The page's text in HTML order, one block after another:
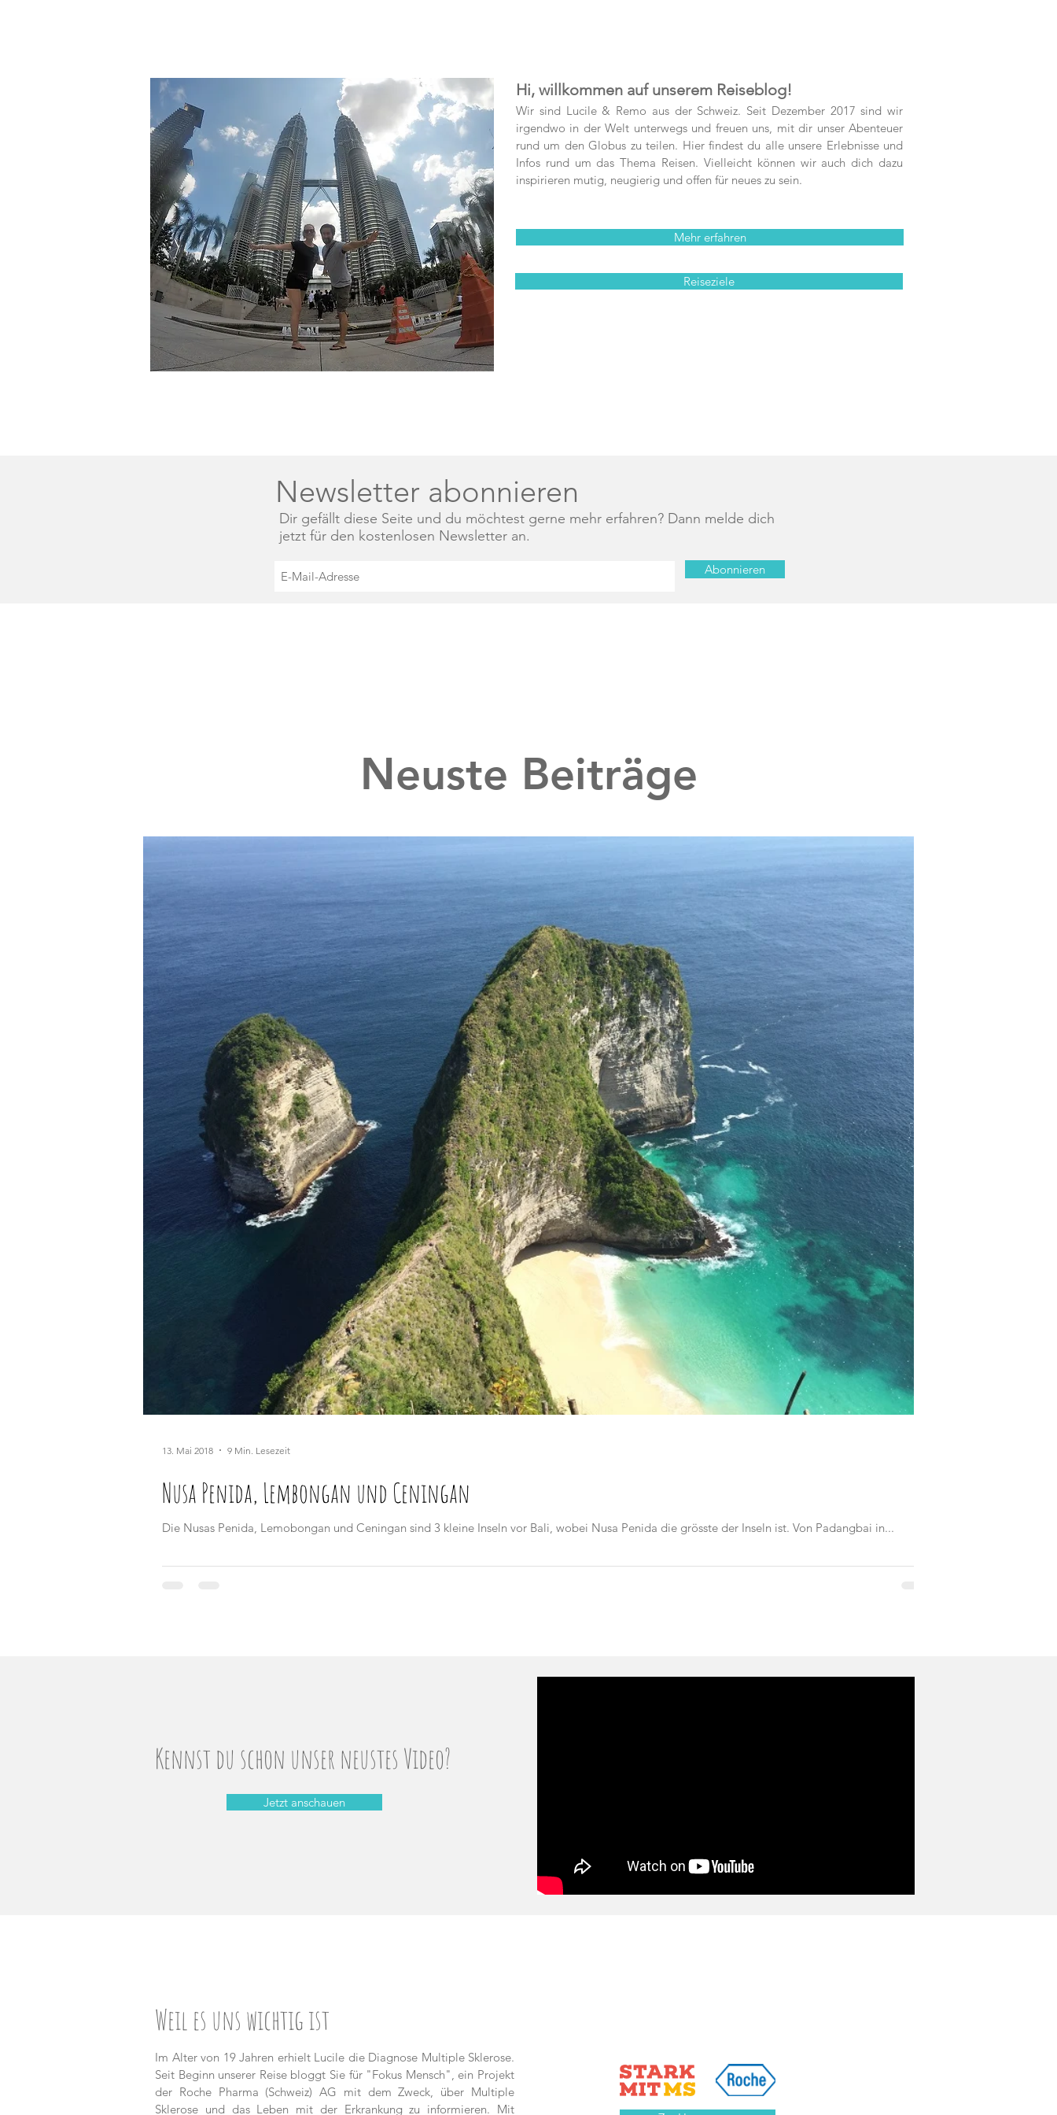
Hi, willkommen auf unserem Reiseblog!
Wir sind Lucile & Remo aus der Schweiz. Seit Dezember 2017 sind wir
irgendwo in der Welt unterwegs und freuen uns, mit dir unser Abenteuer
rund um den Globus zu teilen. Hier findest du alle unsere Erlebnisse und
Infos rund um das Thema Reisen. Vielleicht können wir auch dich dazu
inspirieren mutig, neugierig und offen für neues zu sein.
Mehr erfahren
Reiseziele
Newsletter abonnieren
Dir gefällt diese Seite und du möchtest gerne mehr erfahren? Dann melde dich
jetzt für den kostenlosen Newsletter an.
Abonnieren
Neuste Beiträge
Nusa Penida, Lembongan und Ceningan
Die Nusas Penida, Lemobongan und Ceningan sind 3 kleine Inseln vor Bali, wobei Nusa Penida die grösste der Inseln ist. Von Padangbai in...
13. Mai 2018 9 Min. Lesezeit
Kennst du schon unser neustes Video?
Jetzt anschauen
Weil es uns wichtig ist
Im Alter von 19 Jahren erhielt Lucile die Diagnose Multiple Sklerose.
Seit Beginn unserer Reise bloggt Sie für "Fokus Mensch", ein Projekt
der Roche Pharma (Schweiz) AG mit dem Zweck, über Multiple
Sklerose und das Leben mit der Erkrankung zu informieren. Mit